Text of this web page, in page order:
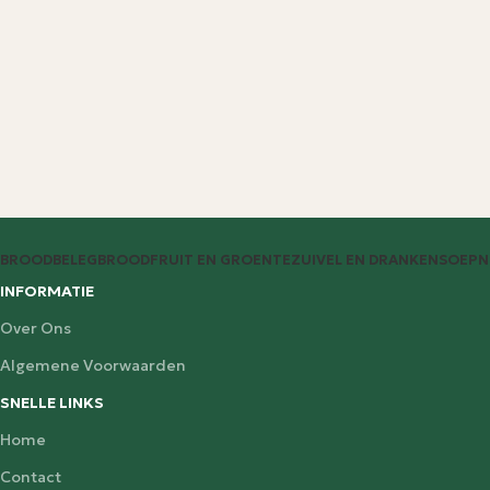
BROODBELEGBROODFRUIT EN GROENTEZUIVEL EN DRANKENSOEP
INFORMATIE
Over Ons
Algemene Voorwaarden
SNELLE LINKS
Home
Contact